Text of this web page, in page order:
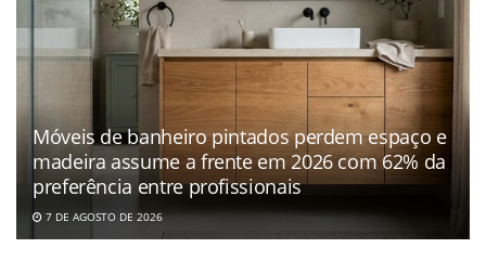
Móveis de banheiro pintados perdem espaço e
madeira assume a frente em 2026 com 62% da
preferência entre profissionais
7 DE AGOSTO DE 2026